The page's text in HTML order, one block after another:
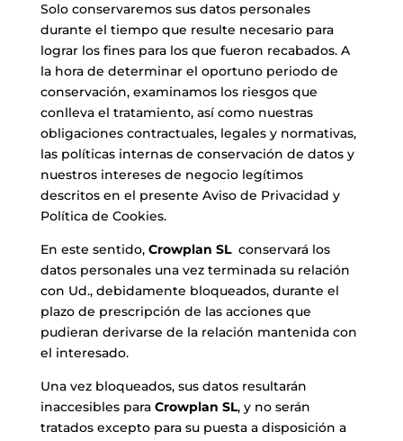
Solo conservaremos sus datos personales
durante el tiempo que resulte necesario para
lograr los fines para los que fueron recabados. A
la hora de determinar el oportuno periodo de
conservación, examinamos los riesgos que
conlleva el tratamiento, así como nuestras
obligaciones contractuales, legales y normativas,
las políticas internas de conservación de datos y
nuestros intereses de negocio legítimos
descritos en el presente Aviso de Privacidad y
Política de Cookies.
En este sentido, Crowplan SL conservará los
datos personales una vez terminada su relación
con Ud., debidamente bloqueados, durante el
plazo de prescripción de las acciones que
pudieran derivarse de la relación mantenida con
el interesado.
Una vez bloqueados, sus datos resultarán
inaccesibles para Crowplan SL, y no serán
tratados excepto para su puesta a disposición a